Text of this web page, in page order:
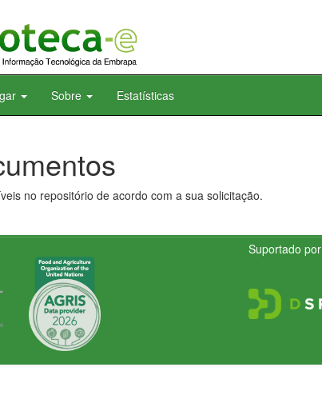
Sobre Estatísticas
no repositório de acordo com a sua solicitação.
Suportado por